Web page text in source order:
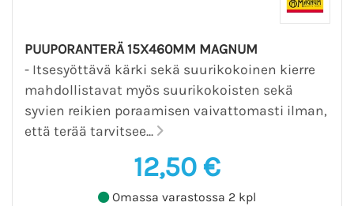
PUUPORANTERÄ 15X460MM MAGNUM
- Itsesyöttävä kärki sekä suurikokoinen kierre
mahdollistavat myös suurikokoisten sekä
syvien reikien poraamisen vaivattomasti ilman,
että terää tarvitsee...
12,50 €
Omassa varastossa 2 kpl